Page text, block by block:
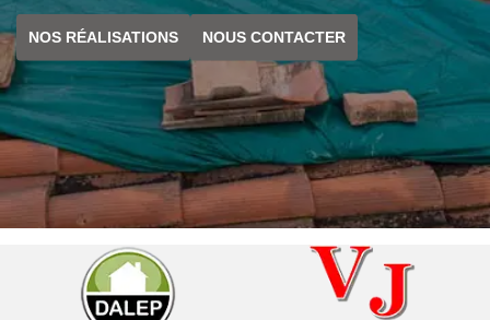
NOS RÉALISATIONS NOUS CONTACTER